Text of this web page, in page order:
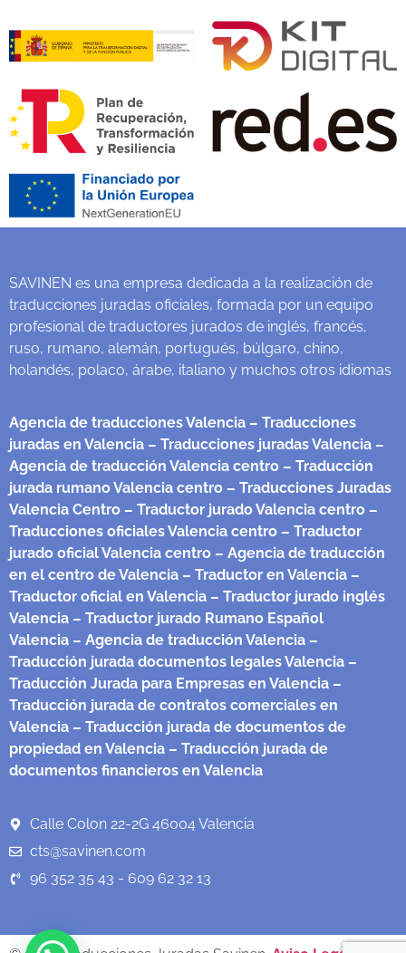
SAVINEN es una empresa dedicada a la realización de
traducciones juradas oficiales, formada por un equipo
profesional de traductores jurados de inglés, francés,
ruso, rumano, alemán, portugués, búlgaro, chino,
holandés, polaco, árabe, italiano y muchos otros idiomas
Agencia de traducciones Valencia – Traducciones
juradas en Valencia – Traducciones juradas Valencia –
Agencia de traducción Valencia centro – Traducción
jurada rumano Valencia centro – Traducciones Juradas
Valencia Centro – Traductor jurado Valencia centro –
Traducciones oficiales Valencia centro – Traductor
jurado oficial Valencia centro – Agencia de traducción
en el centro de Valencia – Traductor en Valencia –
Traductor oficial en Valencia – Traductor jurado inglés
Valencia – Traductor jurado Rumano Español
Valencia – Agencia de traducción Valencia –
Traducción jurada documentos legales Valencia –
Traducción Jurada para Empresas en Valencia –
Traducción jurada de contratos comerciales en
Valencia – Traducción jurada de documentos de
propiedad en Valencia – Traducción jurada de
documentos financieros en Valencia
Calle Colon 22-2G 46004 Valencia
cts@savinen.com
96 352 35 43 - 609 62 32 13